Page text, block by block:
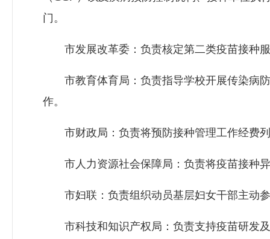
门。
市发展改革委：负责核定第二类疫苗接种
市教育体育局：负责指导学校开展传染病防
作。
市财政局：负责将预防接种管理工作经费列
市人力资源社会保障局：负责将疫苗接种异
市妇联：负责组织动员基层妇女干部主动参
市科技和知识产权局：负责支持疫苗研发及